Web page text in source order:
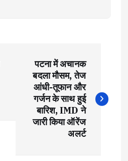
पटना में अचानक
बदला मौसम, तेज
आंधी-तूफान और
गर्जन के साथ हुई
बारिश, IMD ने
जारी किया ऑरेंज
अलर्ट